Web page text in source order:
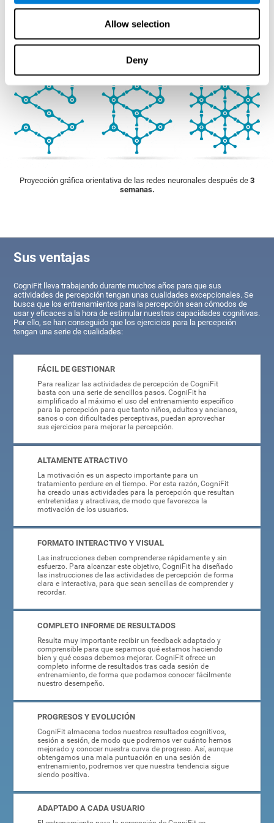
Allow selection
Deny
debe contar con una robusta base científica y debe adaptar sus
1ª SEMANA 2ª SEMANA 3ª SEMANA
Proyección gráfica orientativa de las redes neuronales después de 3
semanas.
Sus ventajas
CogniFit lleva trabajando durante muchos años para que sus
actividades de percepción tengan unas cualidades excepcionales. Se
busca que los entrenamientos para la percepción sean cómodos de
usar y eficaces a la hora de estimular nuestras capacidades cognitivas.
Por ello, se han conseguido que los ejercicios para la percepción
tengan una serie de cualidades:
FÁCIL DE GESTIONAR
Para realizar las actividades de percepción de CogniFit
basta con una serie de sencillos pasos. CogniFit ha
simplificado al máximo el uso del entrenamiento específico
para la percepción para que tanto niños, adultos y ancianos,
sanos o con dificultades perceptivas, puedan aprovechar
sus ejercicios para mejorar la percepción.
ALTAMENTE ATRACTIVO
La motivación es un aspecto importante para un
tratamiento perdure en el tiempo. Por esta razón, CogniFit
ha creado unas actividades para la percepción que resultan
entretenidas y atractivas, de modo que favorezca la
motivación de los usuarios.
FORMATO INTERACTIVO Y VISUAL
Las instrucciones deben comprenderse rápidamente y sin
esfuerzo. Para alcanzar este objetivo, CogniFit ha diseñado
las instrucciones de las actividades de percepción de forma
clara e interactiva, para que sean sencillas de comprender y
recordar.
COMPLETO INFORME DE RESULTADOS
Resulta muy importante recibir un feedback adaptado y
comprensible para que sepamos qué estamos haciendo
bien y qué cosas debemos mejorar. CogniFit ofrece un
completo informe de resultados tras cada sesión de
entrenamiento, de forma que podamos conocer fácilmente
nuestro desempeño.
PROGRESOS Y EVOLUCIÓN
CogniFit almacena todos nuestros resultados cognitivos,
sesión a sesión, de modo que podremos ver cuánto hemos
mejorado y conocer nuestra curva de progreso. Así, aunque
obtengamos una mala puntuación en una sesión de
entrenamiento, podremos ver que nuestra tendencia sigue
siendo positiva.
ADAPTADO A CADA USUARIO